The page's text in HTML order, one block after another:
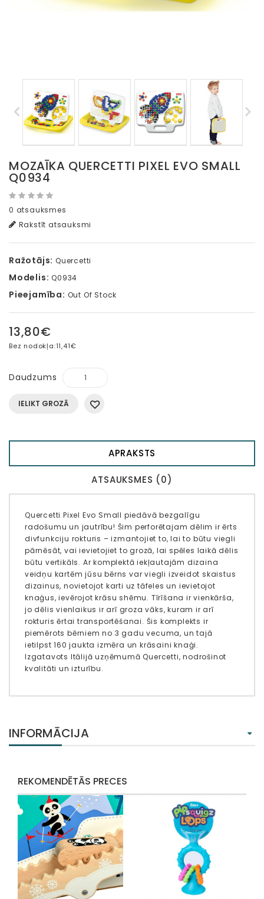
MOZAĪKA QUERCETTI PIXEL EVO SMALL
Q0934
0 atsauksmes
Rakstīt atsauksmi
Ražotājs: Quercetti
Modelis: Q0934
Pieejamība: Out Of Stock
13,80€
Bez nodokļa:11,41€
Daudzums
IELIKT GROZĀ
APRAKSTS
ATSAUKSMES (0)
Quercetti Pixel Evo Small piedāvā bezgalīgu
radošumu un jautrību! Šim perforētajam dēlim ir ērts
divfunkciju rokturis – izmantojiet to, lai to būtu viegli
pārnēsāt, vai ievietojiet to grozā, lai spēles laikā dēlis
būtu vertikāls. Ar komplektā iekļautajām dizaina
veidņu kartēm jūsu bērns var viegli izveidot skaistus
dizainus, novietojot karti uz tāfeles un ievietojot
knaģus, ievērojot krāsu shēmu. Tīrīšana ir vienkārša,
jo dēlis vienlaikus ir arī groza vāks, kuram ir arī
rokturis ērtai transportēšanai. Šis komplekts ir
piemērots bērniem no 3 gadu vecuma, un tajā
ietilpst 160 jaukta izmēra un krāsaini knaģi.
Izgatavots Itālijā uzņēmumā Quercetti, nodrošinot
kvalitāti un izturību.
INFORMĀCIJA
REKOMENDĒTĀS PRECES